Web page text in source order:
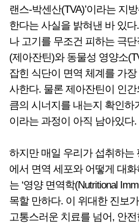
랜스-박센산(TVA)’이라는 지
한다는 사실을 밝혀낸 바 있
나 고기를 무조건 피하는 극
(제아잔틴)와 동물성 영양소
잡힌 식단이 면역 체계를 가
사한다. 물론 제아잔틴이 인
큼의 시너지를 내는지 확인하
이라는 과정이 아직 남아있다.
하지만 매일 우리가 섭취하는
에서 면역 세포와 어떻게 대
는 ‘영양 면역학(Nutritional
목할 만하다. 이 위대한 진보
고통스러운 치료를 넘어, 안